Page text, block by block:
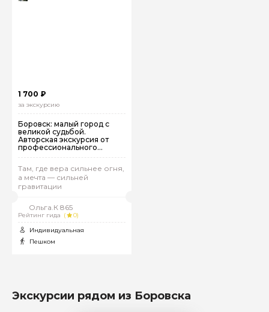
1 700 ₽
за экскурсию
Боровск: малый город с
великой судьбой.
Авторская экскурсия от
профессионального
историка-архивиста
Там, где вера сильнее огня,
а мечта — сильней
гравитации
Ольга.К 865
Рейтинг гида (
0)
Индивидуальная
Пешком
Экскурсии рядом из Боровска